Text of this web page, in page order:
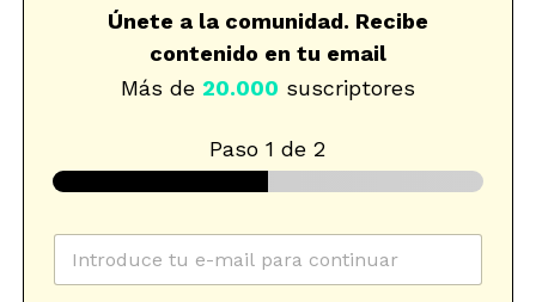
Únete a la comunidad. Recibe
contenido en tu email
Más de 20.000 suscriptores
Paso1 de 2
w
e
C
r